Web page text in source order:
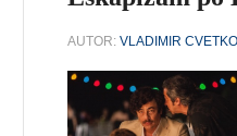
AUTOR:VLADIMIR